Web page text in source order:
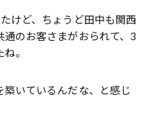
けど、ちょうど田中も関西
のお客さまがおられて、3
。
いているんだな、と感じ